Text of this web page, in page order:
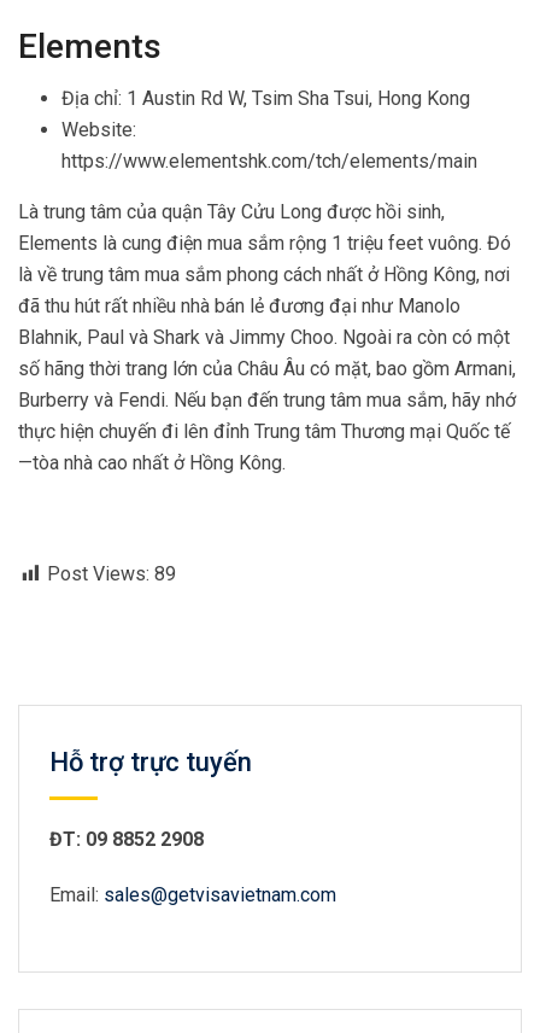
Elements
Địa chỉ: 1 Austin Rd W, Tsim Sha Tsui, Hong Kong
Website:
https://www.elementshk.com/tch/elements/main
Là trung tâm của quận Tây Cửu Long được hồi sinh,
Elements là cung điện mua sắm rộng 1 triệu feet vuông. Đó
là về trung tâm mua sắm phong cách nhất ở Hồng Kông, nơi
đã thu hút rất nhiều nhà bán lẻ đương đại như Manolo
Blahnik, Paul và Shark và Jimmy Choo. Ngoài ra còn có một
số hãng thời trang lớn của Châu Âu có mặt, bao gồm Armani,
Burberry và Fendi. Nếu bạn đến trung tâm mua sắm, hãy nhớ
thực hiện chuyến đi lên đỉnh Trung tâm Thương mại Quốc tế
—tòa nhà cao nhất ở Hồng Kông.
Post Views: 89
Hỗ trợ trực tuyến
ĐT: 09 8852 2908
Email: sales@getvisavietnam.com